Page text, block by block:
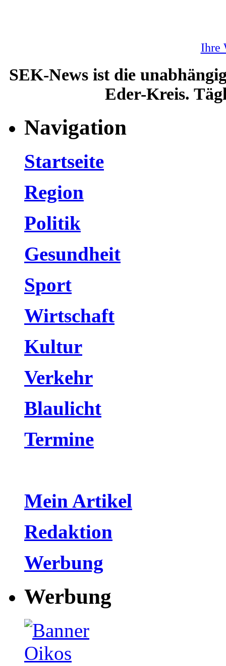
Ihre
SEK-News ist die
Eder-Kreis.
Navigation
Startseite
Region
Politik
Gesundheit
Sport
Wirtschaft
Kultur
Verkehr
Blaulicht
Termine
Mein Artikel
Redaktion
Werbung
Werbung